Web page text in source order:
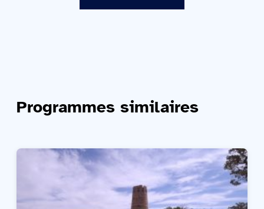
Programmes similaires